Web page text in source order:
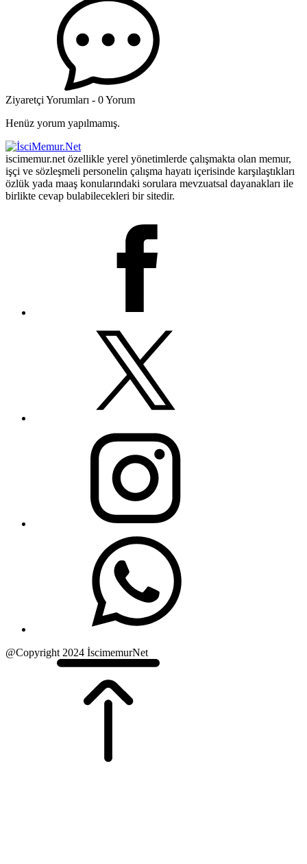
Ziyaretçi Yorumları - 0 Yorum
Henüz yorum yapılmamış.
iscimemur.net özellikle yerel yönetimlerde çalışmakta olan memur,
işçi ve sözleşmeli personelin çalışma hayatı içerisinde karşılaştıkları
özlük yada maaş konularındaki sorulara mevzuatsal dayanakları ile
birlikte cevap bulabilecekleri bir sitedir.
@Copyright 2024 İscimemurNet